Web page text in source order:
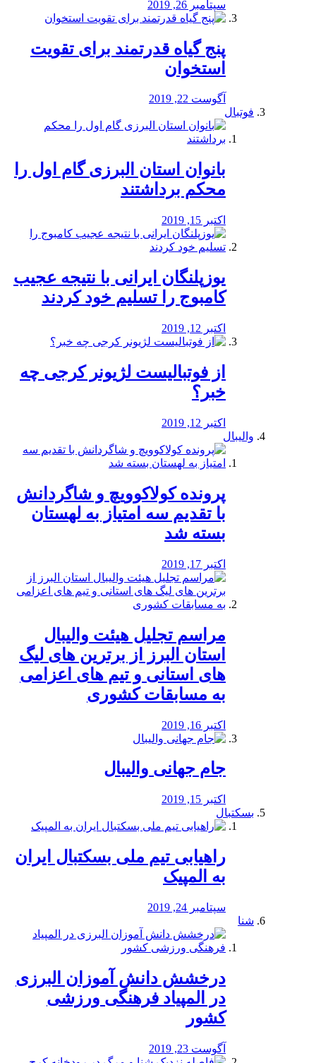
سپتامبر 26, 2019
پنج گیاه قدرتمند برای تقویت
استخوان
آگوست 22, 2019
فوتبال
بانوان استان البرزی گام اول را
محكم برداشتند
اکتبر 15, 2019
یوزپلنگان ایرانی با نتیجه عجیب
کامبوج را تسلیم خود کردند
اکتبر 12, 2019
از فوتبالیست لژیونر کرجی چه
خبر؟
اکتبر 12, 2019
والیبال
پرونده کولاکوویچ و شاگردانش
با تقدیم سه امتیاز به لهستان
بسته شد
اکتبر 17, 2019
مراسم تجلیل هیئت والیبال
استان البرز از برترین های لیگ
های استانی و تیم های اعزامی
به مسابقات کشوری
اکتبر 16, 2019
جام جهانی والیبال
اکتبر 15, 2019
بسکتبال
راهیابی تیم ملی بسکتبال ایران
به المپیک
سپتامبر 24, 2019
شنا
درخشش دانش آموزان البرزی
در المپیاد فرهنگی ورزشی
کشور
آگوست 23, 2019